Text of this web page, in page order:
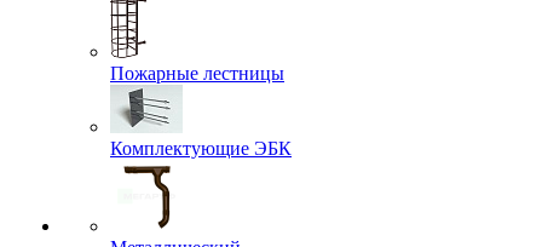
Пожарные лестницы
Комплектующие ЭБК